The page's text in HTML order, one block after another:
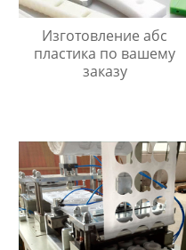
Изготовление абс
пластика по вашему
заказу